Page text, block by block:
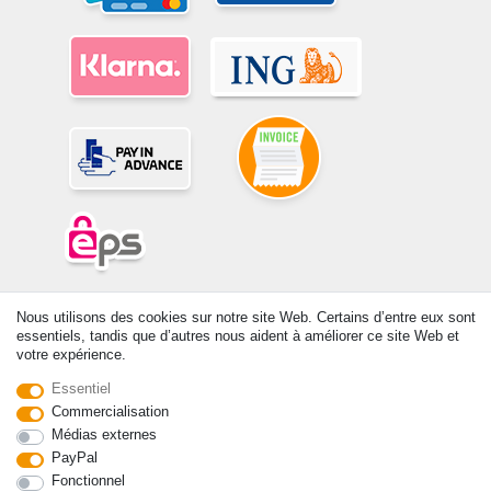
prix indiqués par le Vendeur au moment de la commande sont libellés
en Euros TTC. Les conditions s’appliquent aux livraisons en France !
Nous utilisons des cookies sur notre site Web. Certains d’entre eux sont
essentiels, tandis que d’autres nous aident à améliorer ce site Web et
votre expérience.
Essentiel
Commercialisation
Médias externes
PayPal
Fonctionnel